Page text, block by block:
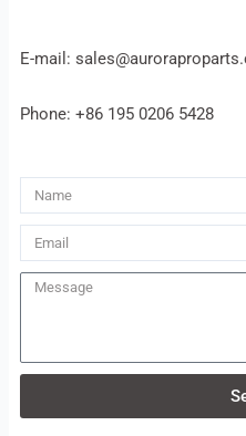
E-mail:
Phone: +86 195 0206 5428
Name
Email
Message